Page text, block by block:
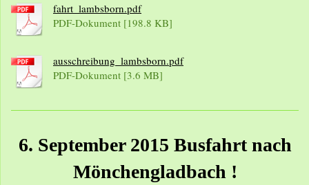
fahrt_lambsborn.pdf
PDF-Dokument [198.8 KB]
ausschreibung_lambsborn.pdf
PDF-Dokument [3.6 MB]
6. September 2015 Busfahrt nach
Mönchengladbach !